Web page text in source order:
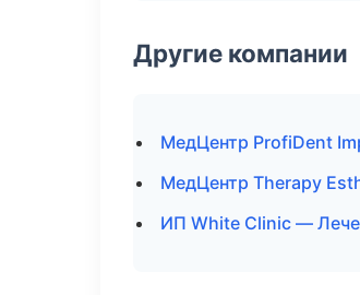
Другие компании
МедЦентр ProfiDent
МедЦентр Therapy
ИП White Clinic —